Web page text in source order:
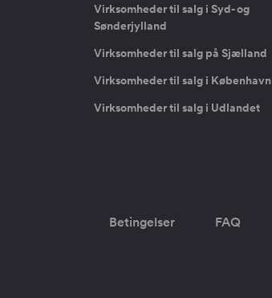
Virksomheder til salg i Syd- og
Sønderjylland
Virksomheder til salg på Sjælland
Virksomheder til salg i København
Virksomheder til salg i Udlandet
Betingelser FAQ